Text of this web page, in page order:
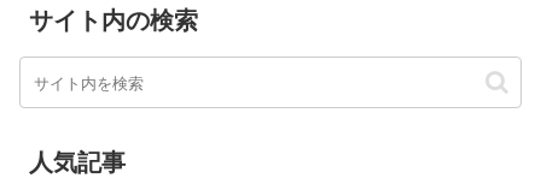
サイト内の検索
人気記事